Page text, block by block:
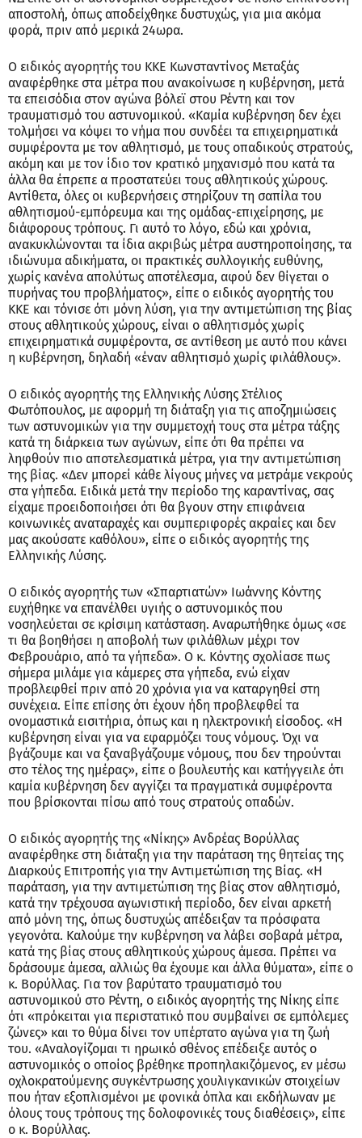
αποστολή, όπως αποδείχθηκε δυστυχώς, για μια ακόμα
φορά, πριν από μερικά 24ωρα.
Ο ειδικός αγορητής του ΚΚΕ Κωνσταντίνος Μεταξάς
αναφέρθηκε στα μέτρα που ανακοίνωσε η κυβέρνηση, μετά
τα επεισόδια στον αγώνα βόλεϊ στου Ρέντη και τον
τραυματισμό του αστυνομικού. «Καμία κυβέρνηση δεν έχει
τολμήσει να κόψει το νήμα που συνδέει τα επιχειρηματικά
συμφέροντα με τον αθλητισμό, με τους οπαδικούς στρατούς,
ακόμη και με τον ίδιο τον κρατικό μηχανισμό που κατά τα
άλλα θα έπρεπε α προστατεύει τους αθλητικούς χώρους.
Αντίθετα, όλες οι κυβερνήσεις στηρίζουν τη σαπίλα του
αθλητισμού-εμπόρευμα και της ομάδας-επιχείρησης, με
διάφορους τρόπους. Γι αυτό το λόγο, εδώ και χρόνια,
ανακυκλώνονται τα ίδια ακριβώς μέτρα αυστηροποίησης, τα
ιδιώνυμα αδικήματα, οι πρακτικές συλλογικής ευθύνης,
χωρίς κανένα απολύτως αποτέλεσμα, αφού δεν θίγεται ο
πυρήνας του προβλήματος», είπε ο ειδικός αγορητής του
ΚΚΕ και τόνισε ότι μόνη λύση, για την αντιμετώπιση της βίας
στους αθλητικούς χώρους, είναι ο αθλητισμός χωρίς
επιχειρηματικά συμφέροντα, σε αντίθεση με αυτό που κάνει
η κυβέρνηση, δηλαδή «έναν αθλητισμό χωρίς φιλάθλους».
Ο ειδικός αγορητής της Ελληνικής Λύσης Στέλιος
Φωτόπουλος, με αφορμή τη διάταξη για τις αποζημιώσεις
των αστυνομικών για την συμμετοχή τους στα μέτρα τάξης
κατά τη διάρκεια των αγώνων, είπε ότι θα πρέπει να
ληφθούν πιο αποτελεσματικά μέτρα, για την αντιμετώπιση
της βίας. «Δεν μπορεί κάθε λίγους μήνες να μετράμε νεκρούς
στα γήπεδα. Ειδικά μετά την περίοδο της καραντίνας, σας
είχαμε προειδοποιήσει ότι θα βγουν στην επιφάνεια
κοινωνικές αναταραχές και συμπεριφορές ακραίες και δεν
μας ακούσατε καθόλου», είπε ο ειδικός αγορητής της
Ελληνικής Λύσης.
Ο ειδικός αγορητής των «Σπαρτιατών» Ιωάννης Κόντης
ευχήθηκε να επανέλθει υγιής ο αστυνομικός που
νοσηλεύεται σε κρίσιμη κατάσταση. Αναρωτήθηκε όμως «σε
τι θα βοηθήσει η αποβολή των φιλάθλων μέχρι τον
Φεβρουάριο, από τα γήπεδα». Ο κ. Κόντης σχολίασε πως
σήμερα μιλάμε για κάμερες στα γήπεδα, ενώ είχαν
προβλεφθεί πριν από 20 χρόνια για να καταργηθεί στη
συνέχεια. Είπε επίσης ότι έχουν ήδη προβλεφθεί τα
ονομαστικά εισιτήρια, όπως και η ηλεκτρονική είσοδος. «Η
κυβέρνηση είναι για να εφαρμόζει τους νόμους. Όχι να
βγάζουμε και να ξαναβγάζουμε νόμους, που δεν τηρούνται
στο τέλος της ημέρας», είπε ο βουλευτής και κατήγγειλε ότι
καμία κυβέρνηση δεν αγγίζει τα πραγματικά συμφέροντα
που βρίσκονται πίσω από τους στρατούς οπαδών.
Ο ειδικός αγορητής της «Νίκης» Ανδρέας Βορύλλας
αναφέρθηκε στη διάταξη για την παράταση της θητείας της
Διαρκούς Επιτροπής για την Αντιμετώπιση της Βίας. «Η
παράταση, για την αντιμετώπιση της βίας στον αθλητισμό,
κατά την τρέχουσα αγωνιστική περίοδο, δεν είναι αρκετή
από μόνη της, όπως δυστυχώς απέδειξαν τα πρόσφατα
γεγονότα. Καλούμε την κυβέρνηση να λάβει σοβαρά μέτρα,
κατά της βίας στους αθλητικούς χώρους άμεσα. Πρέπει να
δράσουμε άμεσα, αλλιώς θα έχουμε και άλλα θύματα», είπε ο
κ. Βορύλλας. Για τον βαρύτατο τραυματισμό του
αστυνομικού στο Ρέντη, ο ειδικός αγορητής της Νίκης είπε
ότι «πρόκειται για περιστατικό που συμβαίνει σε εμπόλεμες
ζώνες» και το θύμα δίνει τον υπέρτατο αγώνα για τη ζωή
του. «Αναλογίζομαι τι ηρωικό σθένος επέδειξε αυτός ο
αστυνομικός ο οποίος βρέθηκε προπηλακιζόμενος, εν μέσω
οχλοκρατούμενης συγκέντρωσης χουλιγκανικών στοιχείων
που ήταν εξοπλισμένοι με φονικά όπλα και εκδήλωναν με
όλους τους τρόπους της δολοφονικές τους διαθέσεις», είπε
ο κ. Βορύλλας.